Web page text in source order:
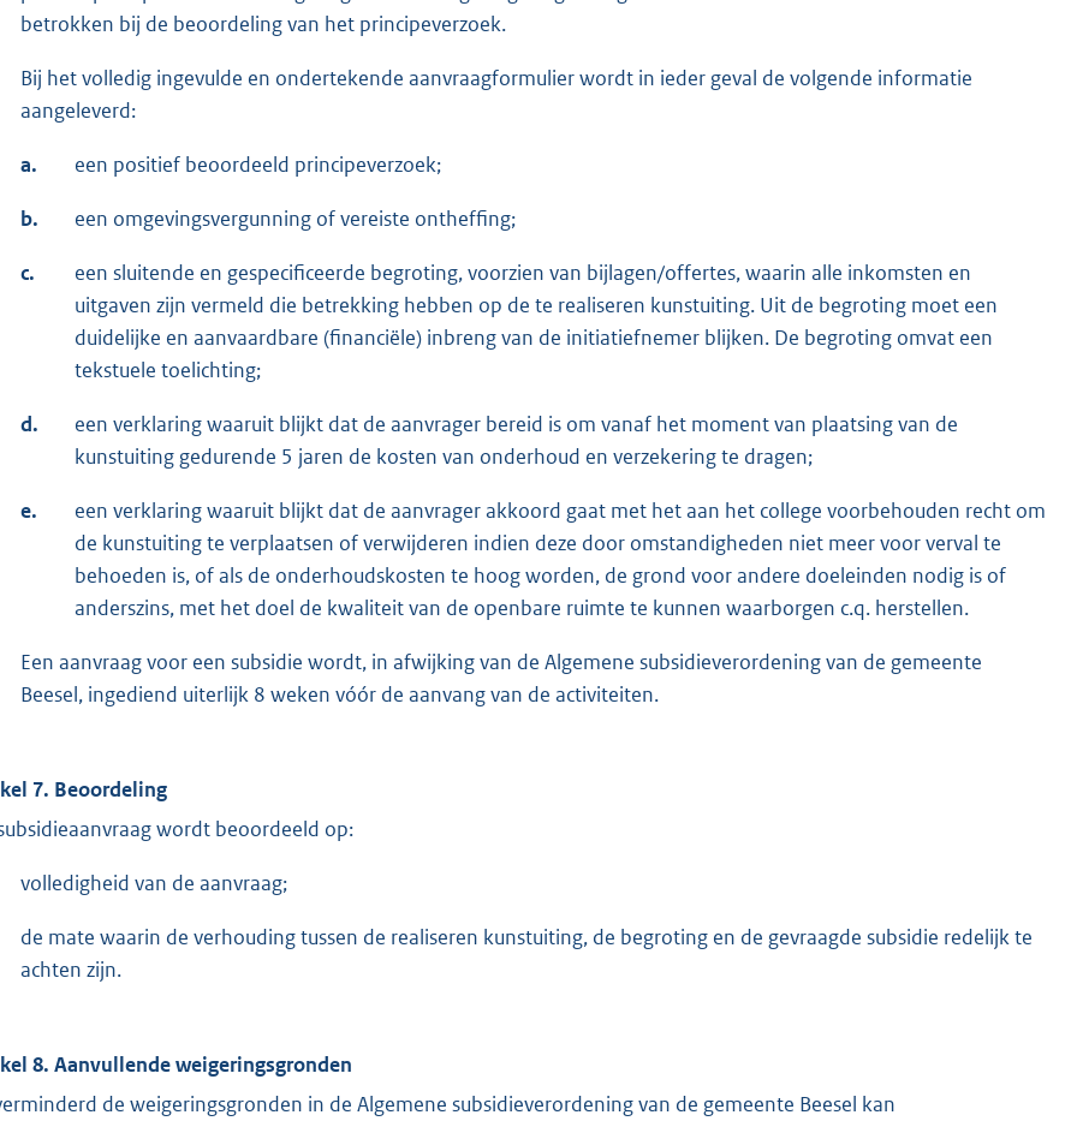
betrokken bij de beoordeling van het principeverzoek.
Bij het volledig ingevulde en ondertekende aanvraagformulier wordt in ieder geval de volgende informatie
aangeleverd:
a. een positief beoordeeld principeverzoek;
b. een omgevingsvergunning of vereiste ontheffing;
c.
een sluitende en gespecificeerde begroting, voorzien van bijlagen/offertes, waarin alle inkomsten en
uitgaven zijn vermeld die betrekking hebben op de te realiseren kunstuiting. Uit de begroting moet een
duidelijke en aanvaardbare (financiële) inbreng van de initiatiefnemer blijken. De begroting omvat een
tekstuele toelichting;
d.
een verklaring waaruit blijkt dat de aanvrager bereid is om vanaf het moment van plaatsing van de
kunstuiting gedurende 5 jaren de kosten van onderhoud en verzekering te dragen;
e.
een verklaring waaruit blijkt dat de aanvrager akkoord gaat met het aan het college voorbehouden recht om
de kunstuiting te verplaatsen of verwijderen indien deze door omstandigheden niet meer voor verval te
behoeden is, of als de onderhoudskosten te hoog worden, de grond voor andere doeleinden nodig is of
anderszins, met het doel de kwaliteit van de openbare ruimte te kunnen waarborgen c.q. herstellen.
Een aanvraag voor een subsidie wordt, in afwijking van de Algemene subsidieverordening van de gemeente
Beesel, ingediend uiterlijk 8 weken vóór de aanvang van de activiteiten.
7. Beoordeling
wordt beoordeeld op:
volledigheid van de aanvraag;
de mate waarin de verhouding tussen de realiseren kunstuiting, de begroting en de gevraagde subsidie redelijk te
achten zijn.
8. Aanvullende weigeringsgronden
de weigeringsgronden in de Algemene subsidieverordening van de gemeente Beesel kan